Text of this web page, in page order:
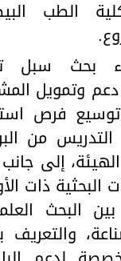
الطب
بحث سبل
وتمويل
وتوسيع فرص
من
إلى
ذات
بين البحث
والتعريف